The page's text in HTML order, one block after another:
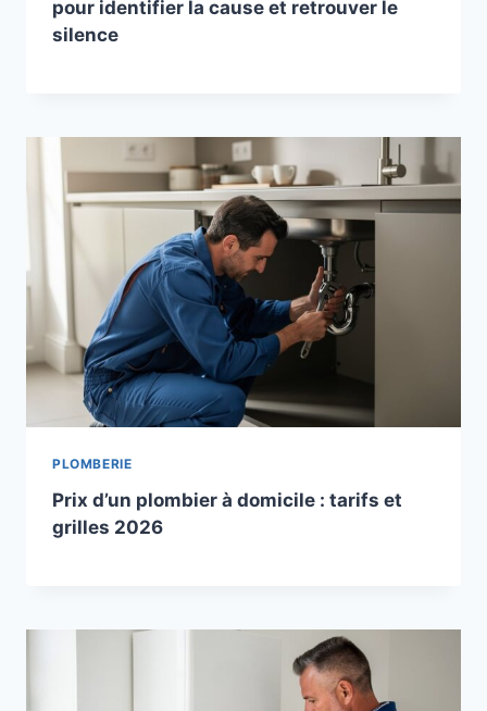
pour identifier la cause et retrouver le
silence
PLOMBERIE
Prix d’un plombier à domicile : tarifs et
grilles 2026